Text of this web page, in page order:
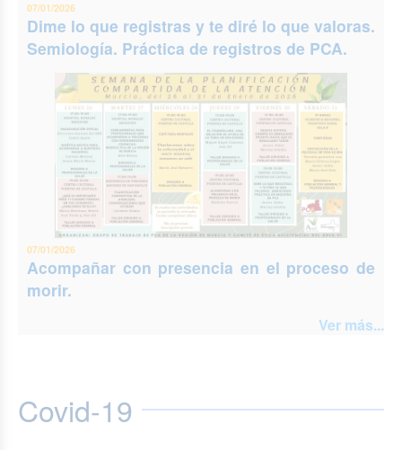
07/01/2026
Dime lo que registras y te diré lo que valoras.
Semiología. Práctica de registros de PCA.
07/01/2026
Acompañar con presencia en el proceso de
morir.
Ver más...
Covid-19